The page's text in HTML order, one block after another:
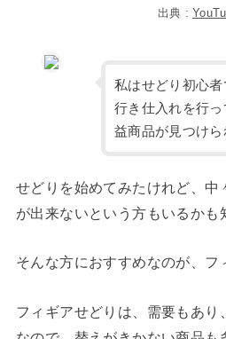
出典 :
私はせどり初心
行き仕入れを行
益商品が見つけら
せどりを始めてみたけれど、中
が出来ないという方もいるかも
そんな方におすすめなのが、フ
フィギアせどりは、需要もあり